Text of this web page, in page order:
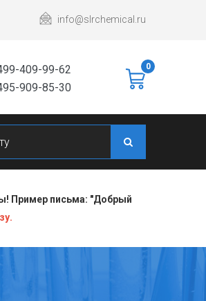
info@slrchemical.ru
409-99-62
909-85-30
0
Пример письма: "Добрый